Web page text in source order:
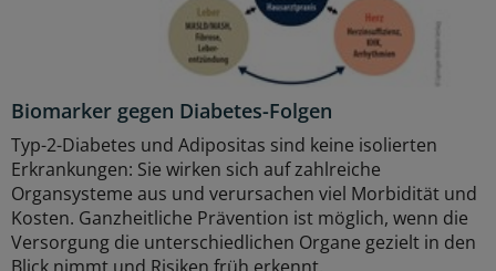
Biomarker gegen Diabetes-Folgen
Typ-2-Diabetes und Adipositas sind keine isolierten
Erkrankungen: Sie wirken sich auf zahlreiche
Organsysteme aus und verursachen viel Morbidität und
Kosten. Ganzheitliche Prävention ist möglich, wenn die
Versorgung die unterschiedlichen Organe gezielt in den